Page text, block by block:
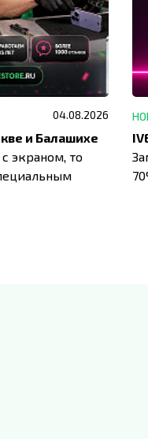
04.08.2026
и Балашихе
экраном, то